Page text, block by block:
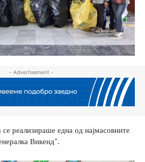
- Advertisement -
реализираше една од најмасовните
Викенд“.